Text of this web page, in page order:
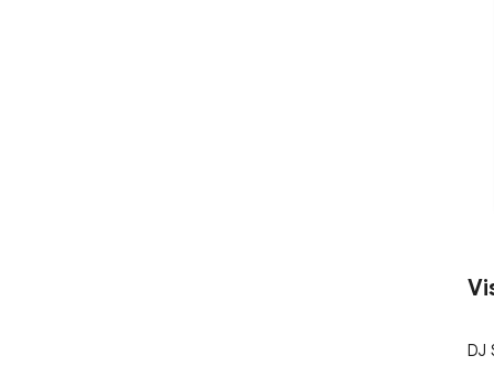
DJ